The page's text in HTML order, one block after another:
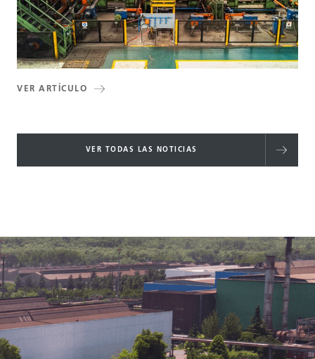
VER ARTÍCULO
VER TODAS LAS NOTICIAS